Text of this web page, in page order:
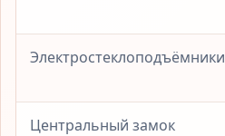
Электростеклоподъёмники
Центральный замок